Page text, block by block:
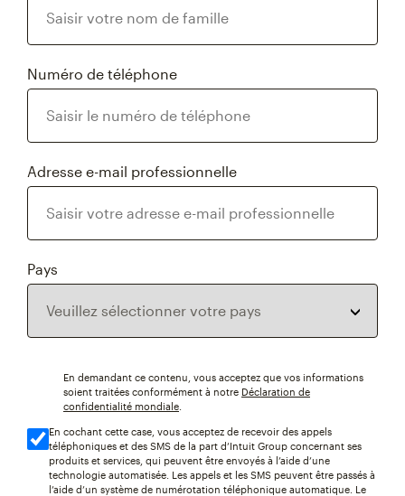
Numéro de téléphone
Adresse e-mail professionnelle
Pays
En demandant ce contenu, vous acceptez que vos informations
soient traitées conformément à notre Déclaration de
confidentialité mondiale
En cochant cette case, vous acceptez de recevoir des appels
téléphoniques et des SMS de la part d’Intuit Group concernant ses
produits et services, qui peuvent être envoyés à l’aide d’une
technologie automatisée. Les appels et les SMS peuvent être passés à
l’aide d’un système de numérotation téléphonique automatique. Le